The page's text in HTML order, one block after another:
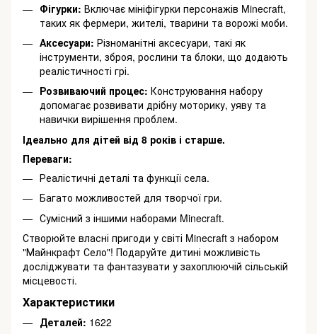
Фігурки: Включає мініфігурки персонажів Minecraft,
таких як фермери, жителі, тварини та ворожі моби.
Аксесуари: Різноманітні аксесуари, такі як
інструменти, зброя, рослини та блоки, що додають
реалістичності грі.
Розвиваючий процес: Конструювання набору
допомагає розвивати дрібну моторику, уяву та
навички вирішення проблем.
Ідеально для дітей від 8 років і старше.
Переваги:
Реалістичні деталі та функції села.
Багато можливостей для творчої гри.
Сумісний з іншими наборами Minecraft.
Створюйте власні пригоди у світі Minecraft з набором
"Майнкрафт Село"! Подаруйте дитині можливість
досліджувати та фантазувати у захоплюючій сільській
місцевості.
Характеристики
Деталей: 1622